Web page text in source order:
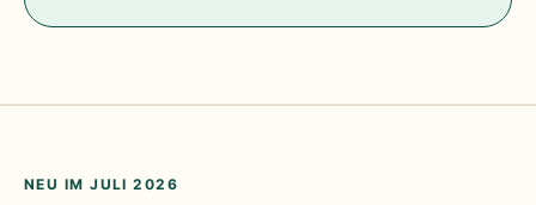
NEU IM JULI 2026